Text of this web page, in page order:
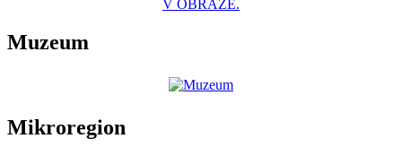
V OBRAZE.
Muzeum
Mikroregion